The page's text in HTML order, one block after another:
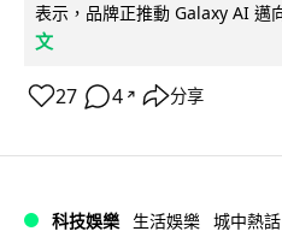
表示，品牌正推動 Galaxy AI 邁
文
27 4 ↗ 分享
科技娛樂 生活娛樂 城中熱話